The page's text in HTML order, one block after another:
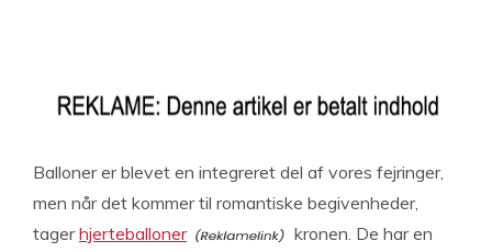
Balloner er blevet en integreret del af vores fejringer,
men når det kommer til romantiske begivenheder,
tagerhjerteballoner
kronen. De har en